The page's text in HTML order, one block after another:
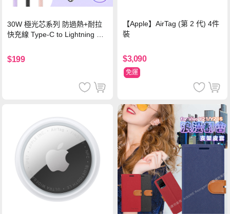
30W 極光芯系列 防過熱+耐拉
快充線 Type-C to Lightning 傳
$199
【Apple】AirTag (第 2 代) 4件
裝
$3,090
免運